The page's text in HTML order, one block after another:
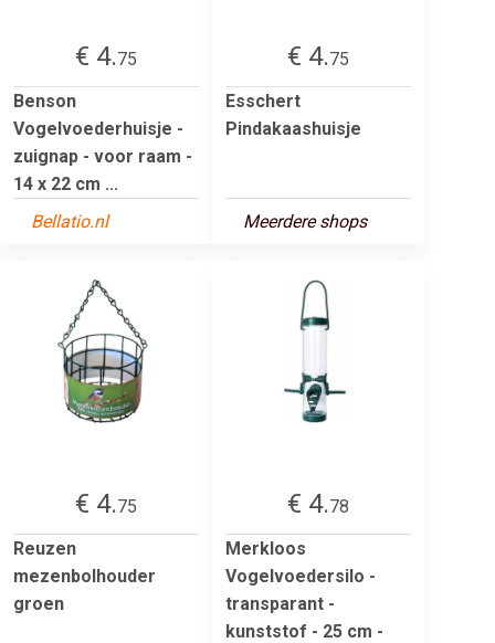
€ 4.75
Benson
Vogelvoederhuisje -
zuignap - voor raam -
14 x 22 cm ...
Bellatio.nl
€ 4.75
Esschert
Pindakaashuisje
Meerdere shops
€ 4.75
Reuzen
mezenbolhouder
groen
€ 4.78
Merkloos
Vogelvoedersilo -
transparant -
kunststof - 25 cm -